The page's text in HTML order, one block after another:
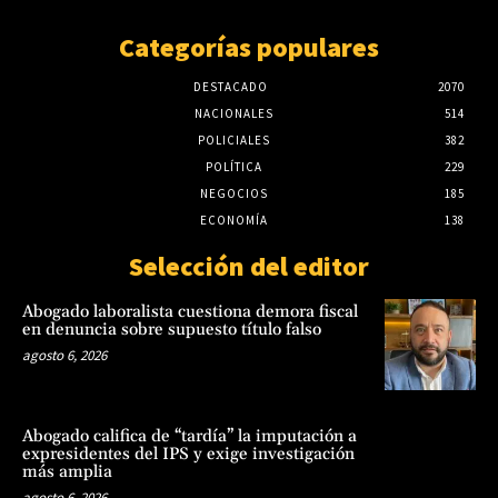
Categorías populares
DESTACADO
2070
NACIONALES
514
POLICIALES
382
POLÍTICA
229
NEGOCIOS
185
ECONOMÍA
138
Selección del editor
Abogado laboralista cuestiona demora fiscal
en denuncia sobre supuesto título falso
agosto 6, 2026
Abogado califica de “tardía” la imputación a
expresidentes del IPS y exige investigación
más amplia